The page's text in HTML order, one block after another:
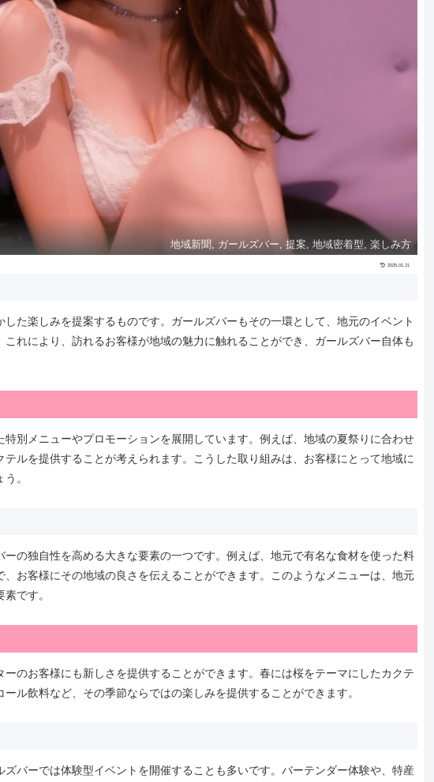
地域新聞, ガールズバー, 提案, 地域密着型, 楽しみ方
2025.01.21
た楽しみを提案するものです。ガールズバーもその一環として、地元のイベント
れにより、訪れるお客様が地域の魅力に触れることができ、ガールズバー自体も
別メニューやプロモーションを展開しています。例えば、地域の夏祭りに合わせ
ルを提供することが考えられます。こうした取り組みは、お客様にとって地域に
。
の独自性を高める大きな要素の一つです。例えば、地元で有名な食材を使った料
お客様にその地域の良さを伝えることができます。このようなメニューは、地元
です。
のお客様にも新しさを提供することができます。春には桜をテーマにしたカクテ
ル飲料など、その季節ならではの楽しみを提供することができます。
バーでは体験型イベントを開催することも多いです。バーテンダー体験や、特産